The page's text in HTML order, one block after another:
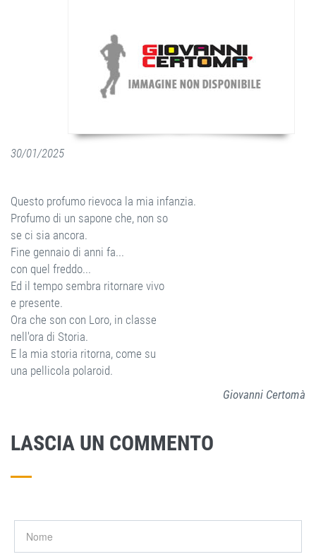
30/01/2025
Questo profumo rievoca la mia infanzia.
Profumo di un sapone che, non so
se ci sia ancora.
Fine gennaio di anni fa...
con quel freddo...
Ed il tempo sembra ritornare vivo
e presente.
Ora che son con Loro, in classe
nell'ora di Storia.
E la mia storia ritorna, come su
una pellicola polaroid.
Giovanni Certomà
LASCIA UN COMMENTO